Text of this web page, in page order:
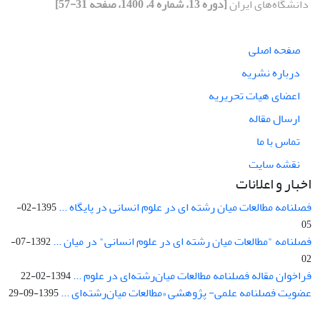
صفحه اصلی
درباره نشریه
اعضای هیات تحریریه
ارسال مقاله
تماس با ما
نقشه سایت
اخبار و اعلانات
فصلنامه مطالعات میان رشته ای در علوم انسانی در پایگاه ...
1395-02-
05
فصلنامه "مطالعات میان رشته ای در علوم انسانی" در میان ...
1392-07-
02
فراخوان مقاله فصلنامه مطالعات میان‌رشته‌ای در علوم ...1394-02-22
عضویت فصلنامه علمی- پژوهشی «مطالعات میان‌رشته‌ای ...1395-09-29